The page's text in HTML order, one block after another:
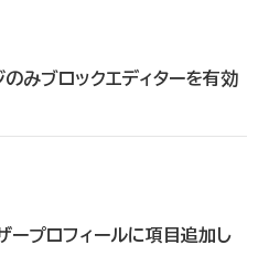
ブロックエディターを有効
プロフィールに項目追加し